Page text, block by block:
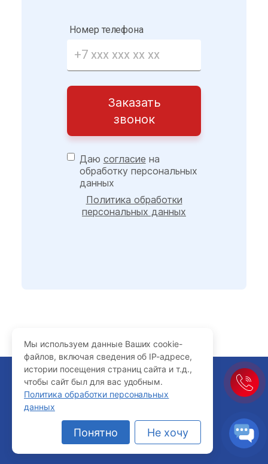
Номер телефона
Заказать
звонок
Даю согласие на
обработку персональных
данных
Политика обработки
персональных данных
Мы используем данные Ваших cookie-
файлов, включая сведения об IP-адресе,
истории посещения страниц сайта и т.д.,
чтобы сайт был для вас удобным.
Политика обработки персональных
данных
Понятно Не хочу
© 2005-2026 Интерсвязь
добавить в избранное
Ваш IP-адрес
216.73.217.81
8 (351) 777-77-77